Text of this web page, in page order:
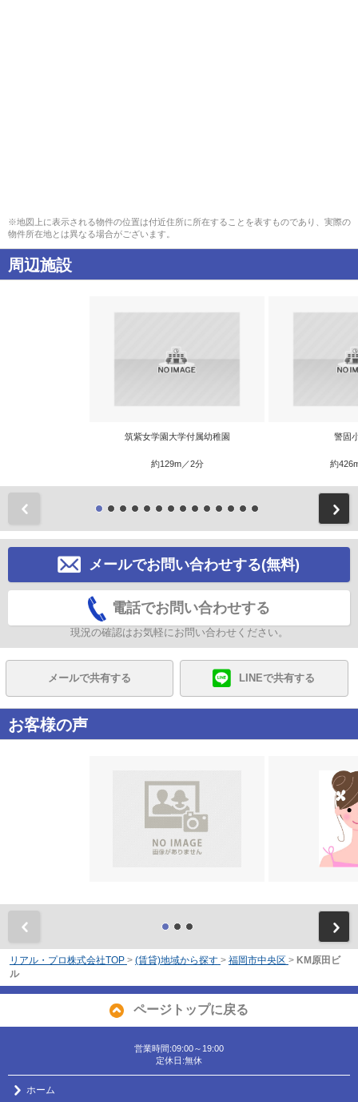
※地図上に表示される物件の位置は付近住所に所在することを表すものであり、実際の
物件所在地とは異なる場合がございます。
周辺施設
筑紫女学園大学付属幼稚園
約129m／2分
警固
約
メールでお問い合わせする(無料)
電話でお問い合わせする
現況の確認はお気軽にお問い合わせください。
メールで共有する LINEで共有する
お客様の声
リアル・プロ株式会社TOP > (賃貸)地域から探す > 福岡市中央区 > KM原田ビ
ル
ページトップに戻る
営業時間:09:00～19:00
定休日:無休
ホーム